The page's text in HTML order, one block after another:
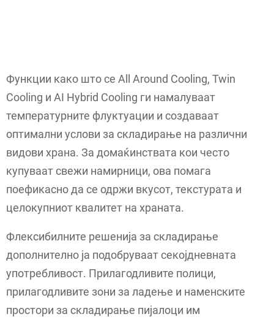
Функции како што се All Around Cooling, Twin
Cooling и AI Hybrid Cooling ги намалуваат
температурните флуктуации и создаваат
оптимални услови за складирање на различни
видови храна. За домаќинствата кои често
купуваат свежи намирници, ова помага
поефикасно да се одржи вкусот, текстурата и
целокупниот квалитет на храната.
Флексибилните решенија за складирање
дополнително ја подобруваат секојдневната
употребливост. Прилагодливите полици,
прилагодливите зони за ладење и наменските
простори за складирање пијалоци им